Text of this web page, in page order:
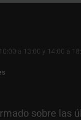
a 13:00 y 14:00 a
sobre las